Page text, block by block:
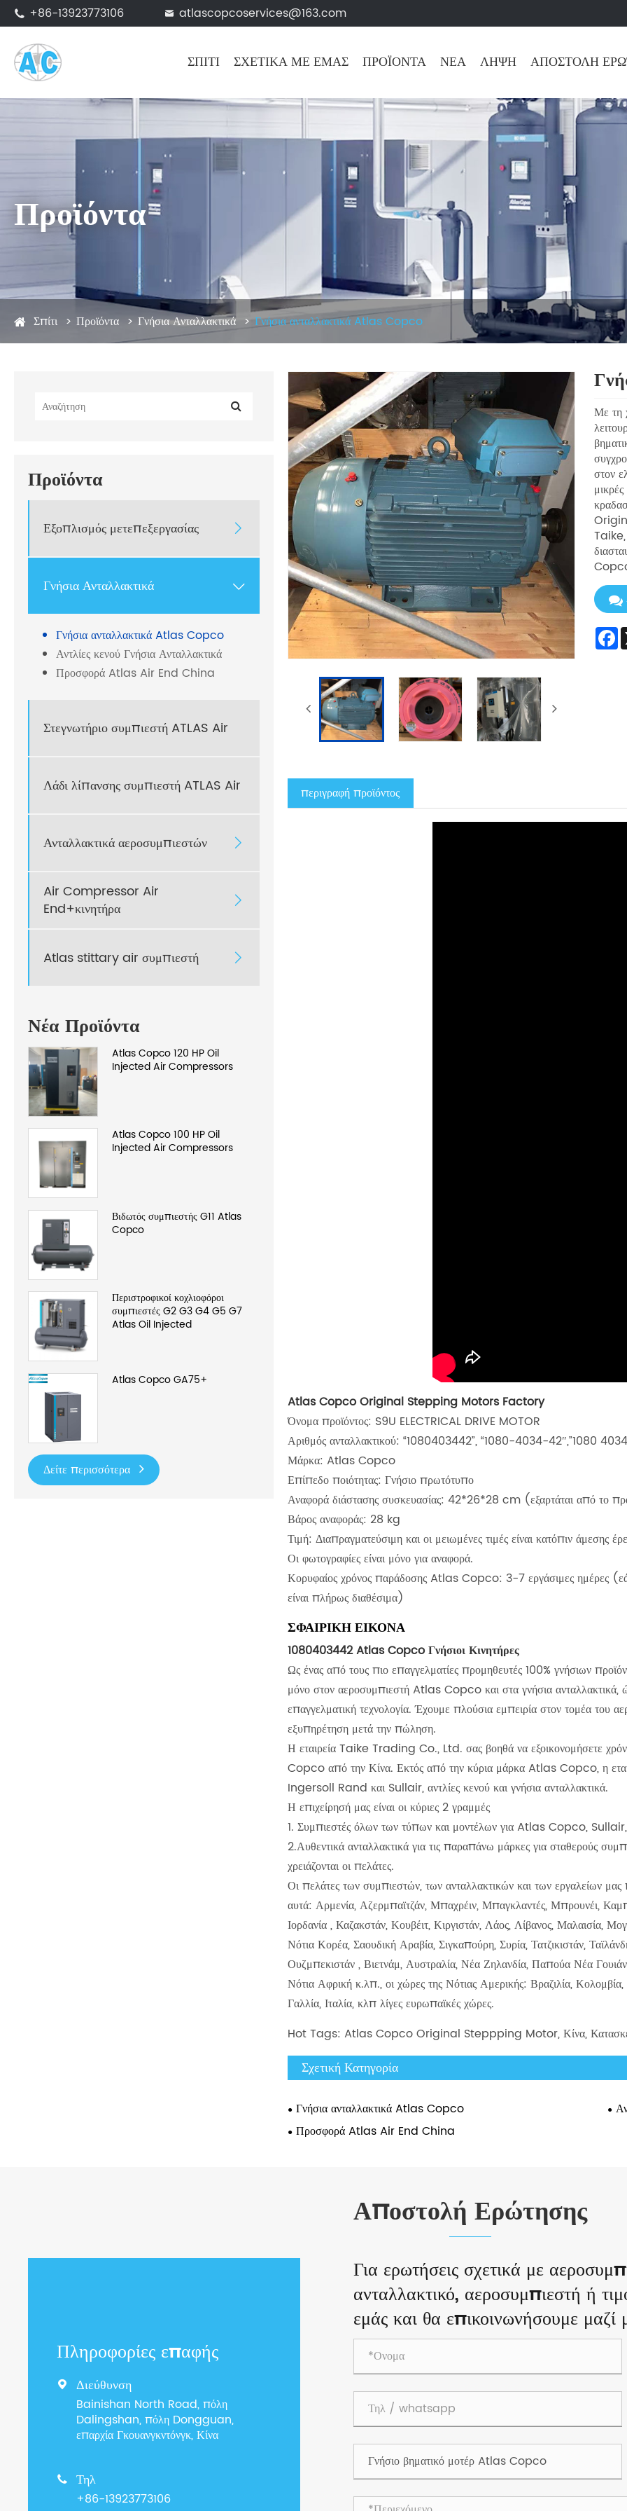
 +86-13923773106  atlascopcoservices@163.com
ΣΠΊΤΙ ΣΧΕΤΙΚΆ ΜΕ ΕΜΆΣ ΠΡΟΪΌΝΤΑ ΝΈΑ ΛΉΨΗ ΑΠΟΣΤΟΛΉ
Προϊόντα
Σπίτι Προϊόντα Γνήσια Ανταλλακτικά Γνήσια ανταλλακτικά Atlas Copco
Προϊόντα
Εξοπλισμός μετεπεξεργασίας 
Γνήσια Ανταλλακτικά 
Γνήσια ανταλλακτικά Atlas Copco
Αντλίες κενού Γνήσια Ανταλλακτικά
Προσφορά Atlas Air End China
Στεγνωτήριο συμπιεστή ATLAS Air
Λάδι λίπανσης συμπιεστή ATLAS Air
Ανταλλακτικά αεροσυμπιεστών 
Air Compressor Air
End+κινητήρα

Atlas stittary air συμπιεστή 
Νέα Προϊόντα
Atlas Copco 120 HP Oil
Injected Air Compressors
Atlas Copco 100 HP Oil
Injected Air Compressors
Βιδωτός συμπιεστής G11 Atlas
Copco
Περιστροφικοί κοχλιοφόροι
συμπιεστές G2 G3 G4 G5 G7
Atlas Oil Injected
Atlas Copco GA75+
Δείτε περισσότερα
Με τη
στον
Taike,
Copco
περιγραφή προϊόντος
Atlas Copco Original Stepping Motors Factory
Όνομα προϊόντος: S9U ELECTRICAL DRIVE MOTOR
Αριθμός ανταλλακτικού: “1080403442”, “1080-4034-42″,”1080
Μάρκα: Atlas Copco
Επίπεδο ποιότητας: Γνήσιο πρωτότυπο
Αναφορά διάστασης συσκευασίας: 42*26*28 cm (εξαρτάται από το
Βάρος αναφοράς: 28 kg
Τιμή: Διαπραγματεύσιμη και οι μειωμένες τιμές είναι κατόπιν άμεσης
Οι φωτογραφίες είναι μόνο για αναφορά.
Κορυφαίος χρόνος παράδοσης Atlas Copco: 3-7 εργάσιμες ημέρες
είναι πλήρως διαθέσιμα)
ΣΦΑΙΡΙΚΗ ΕΙΚΟΝΑ
1080403442 Atlas Copco Γνήσιοι Κινητήρες
Ως ένας από τους πιο επαγγελματίες προμηθευτές 100% γνήσιων
μόνο στον αεροσυμπιεστή Atlas Copco και στα γνήσια
επαγγελματική τεχνολογία. Έχουμε πλούσια εμπειρία στον τομέα του
εξυπηρέτηση μετά την πώληση.
Η εταιρεία Taike Trading Co., Ltd. σας βοηθά να εξοικονομήσετε
Copco από την Κίνα. Εκτός από την κύρια μάρκα Atlas Copco, η
Ingersoll Rand και Sullair, αντλίες κενού και γνήσια ανταλλακτικά.
Η επιχείρησή μας είναι οι κύριες 2 γραμμές
1. Συμπιεστές όλων των τύπων και μοντέλων για Atlas Copco,
2.Αυθεντικά ανταλλακτικά για τις παραπάνω μάρκες για σταθερούς
χρειάζονται οι πελάτες.
Οι πελάτες των συμπιεστών, των ανταλλακτικών και των εργαλείων
αυτά: Αρμενία, Αζερμπαϊτζάν, Μπαχρέιν, Μπαγκλαντές, Μπρουνέι,
Ιορδανία , Καζακστάν, Κουβέιτ, Κιργιστάν, Λάος, Λίβανος, Μαλαισία,
Νότια Κορέα, Σαουδική Αραβία, Σιγκαπούρη, Συρία, Τατζικιστάν,
Ουζμπεκιστάν , Βιετνάμ, Αυστραλία, Νέα Ζηλανδία, Παπούα Νέα
Νότια Αφρική κ.λπ., οι χώρες της Νότιας Αμερικής: Βραζιλία,
Γαλλία, Ιταλία, κλπ λίγες ευρωπαϊκές χώρες.
Hot Tags: Atlas Copco Original Steppping Motor, Κίνα,
Σχετική Κατηγορία
Γνήσια ανταλλακτικά Atlas Copco
Προσφορά Atlas Air End China
Αποστολή Ερώτησης
Πληροφορίες επαφής
 Διεύθυνση
Bainishan North Road, πόλη
Dalingshan, πόλη Dongguan,
επαρχία Γκουανγκντόνγκ, Κίνα
 Τηλ
+86-13923773106
Για ερωτήσεις σχετικά με
ανταλλακτικό, αεροσυμπιεστή ή
εμάς και θα επικοινωνήσουμε